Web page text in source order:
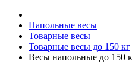
Напольные весы
Товарные весы
Товарные весы до 150 кг
Весы напольные до 150